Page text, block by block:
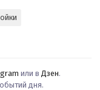
или в Дзен.
дня.